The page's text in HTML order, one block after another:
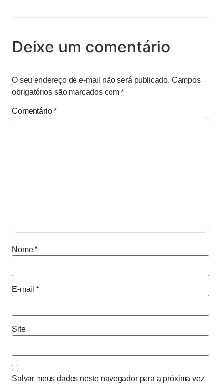
Deixe um comentário
O seu endereço de e-mail não será publicado. Campos
obrigatórios são marcados com*
Comentário*
Nome*
E-mail *
Site
Salvar meus dados neste navegador para a próxima vez